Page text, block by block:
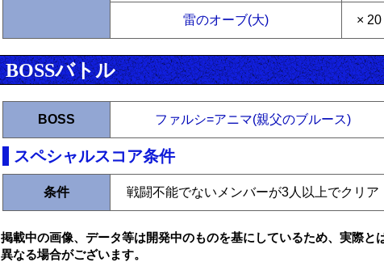
雷のオーブ(大) × 20
BOSSバトル
BOSS ファルシ=アニマ(親父のブルース)
スペシャルスコア条件
条件 戦闘不能でないメンバーが3人以上でクリア
掲載中の画像、データ等は開発中のものを基にしているため、実際と
異なる場合がございます。